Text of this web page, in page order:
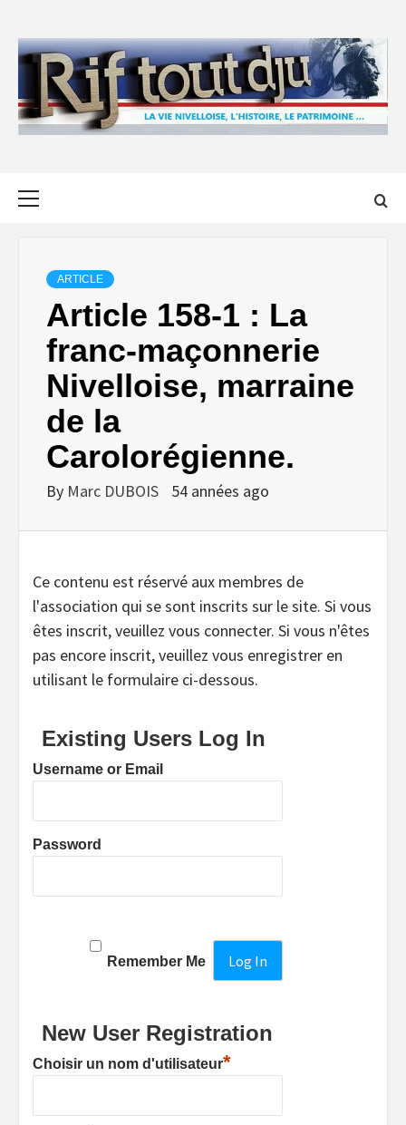
content
ARTICLE
Article 158-1 : La
franc-maçonnerie
Nivelloise, marraine
de la
Carolorégienne.
By Marc DUBOIS 54 années ago
Ce contenu est réservé aux membres de
l'association qui se sont inscrits sur le site. Si vous
êtes inscrit, veuillez vous connecter. Si vous n'êtes
pas encore inscrit, veuillez vous enregistrer en
utilisant le formulaire ci-dessous.
Existing Users Log In
Username or Email
Password
Remember Me
New User Registration
Choisir un nom d'utilisateur*